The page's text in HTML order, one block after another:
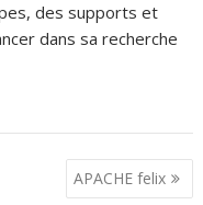
des supports et
dans sa recherche
APACHE felix